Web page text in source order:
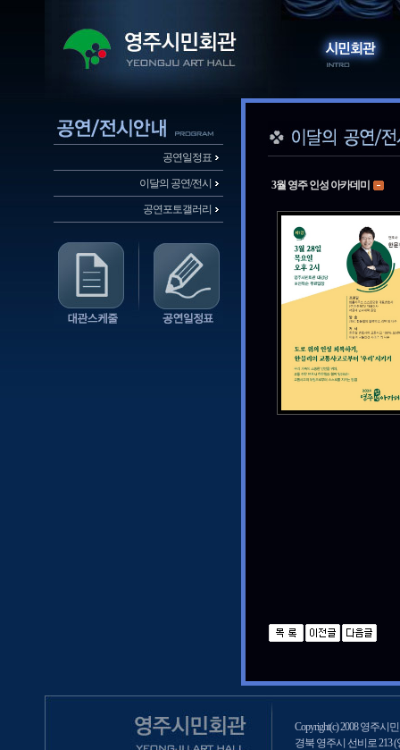
공연일정표
이달의 공연/전시
공연포토갤러리
3월 영주 인성 아카데미
Copyright(c) 2008 영주시
경북 영주시 선비로 213 (